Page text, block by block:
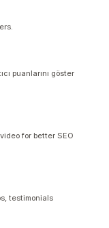
puanlarını göster
for better SEO
testimonials